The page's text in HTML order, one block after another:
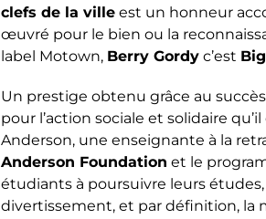
clefs de la ville est un honneur
œuvré pour le bien ou la
label Motown, Berry Gordy c’est
Un prestige obtenu grâce au
pour l’action sociale et solidaire
Anderson, une enseignante à la
Anderson Foundation et le
étudiants à poursuivre leurs
divertissement, et par définition, la